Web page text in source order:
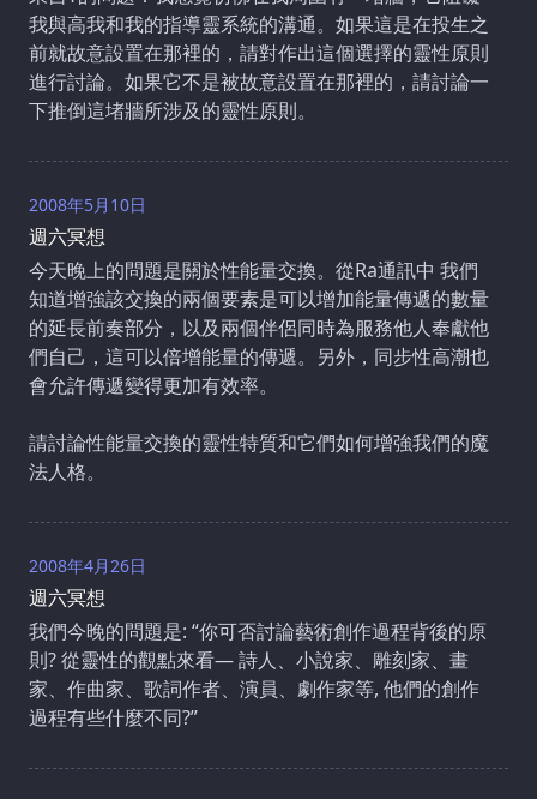
我與高我和我的指導靈系統的溝通。如果這是在投生之
前就故意設置在那裡的，請對作出這個選擇的靈性原則
進行討論。如果它不是被故意設置在那裡的，請討論一
下推倒這堵牆所涉及的靈性原則。
2008年5月10日
週六冥想
今天晚上的問題是關於性能量交換。從Ra通訊中 我們
知道增強該交換的兩個要素是可以增加能量傳遞的數量
的延長前奏部分，以及兩個伴侶同時為服務他人奉獻他
們自己，這可以倍增能量的傳遞。另外，同步性高潮也
會允許傳遞變得更加有效率。
請討論性能量交換的靈性特質和它們如何增強我們的魔
法人格。
2008年4月26日
週六冥想
我們今晚的問題是: “你可否討論藝術創作過程背後的原
則? 從靈性的觀點來看— 詩人、小說家、雕刻家、畫
家、作曲家、歌詞作者、演員、劇作家等, 他們的創作
過程有些什麼不同?”